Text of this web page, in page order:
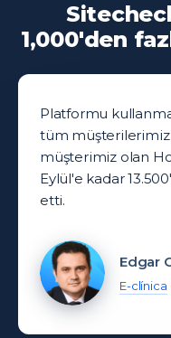
1,000'den
Platformu
tüm müşterilerimiz
müşterimiz olan
Eylül'e kadar
etti.
Edgar
E-clínica